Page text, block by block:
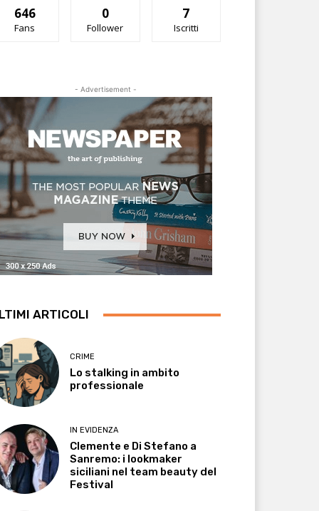
646
Fans
0
Follower
7
Iscritti
- Advertisement -
ARTICOLI
CRIME
Lo stalking in ambito
professionale
IN EVIDENZA
Clemente e Di Stefano a
Sanremo: i lookmaker
siciliani nel team beauty del
Festival